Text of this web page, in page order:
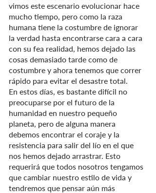
vimos este escenario evolucionar hace
mucho tiempo, pero como la raza
humana tiene la costumbre de ignorar
la verdad hasta encontrarse cara a cara
con su fea realidad, hemos dejado las
cosas demasiado tarde como de
costumbre y ahora tenemos que correr
rápido para evitar el desastre total.
En estos días, es bastante difícil no
preocuparse por el futuro de la
humanidad en nuestro pequeño
planeta, pero de alguna manera
debemos encontrar el coraje y la
resistencia para salir del lío en el que
nos hemos dejado arrastrar. Esto
requerirá que todos nosotros tengamos
que cambiar nuestro estilo de vida y
tendremos que pensar aún más